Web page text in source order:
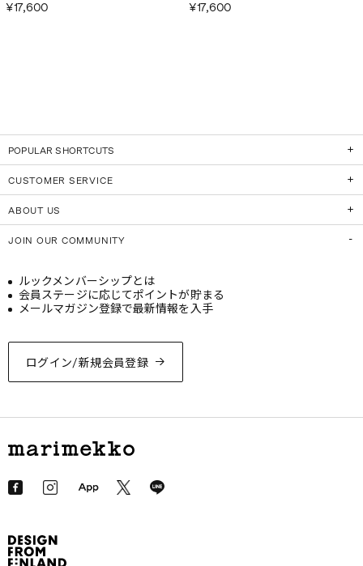
¥17,600
¥17,600
POPULAR SHORTCUTS
CUSTOMER SERVICE
ABOUT US
JOIN OUR COMMUNITY
ログイン/新規会員登録
ルックメンバーシップとは
会員ステージに応じてポイントが貯まる
メールマガジン登録で最新情報を入手